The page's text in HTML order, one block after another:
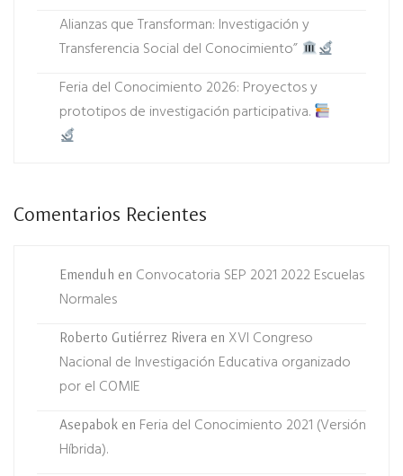
Alianzas que Transforman: Investigación y
Transferencia Social del Conocimiento”
Feria del Conocimiento 2026: Proyectos y
prototipos de investigación participativa.
Comentarios Recientes
Emenduh en Convocatoria SEP 2021 2022 Escuelas
Normales
Roberto Gutiérrez Rivera en XVI Congreso
Nacional de Investigación Educativa organizado
por el COMIE
Asepabok en Feria del Conocimiento 2021 (Versión
Híbrida).